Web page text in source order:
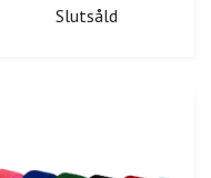
Slutsåld